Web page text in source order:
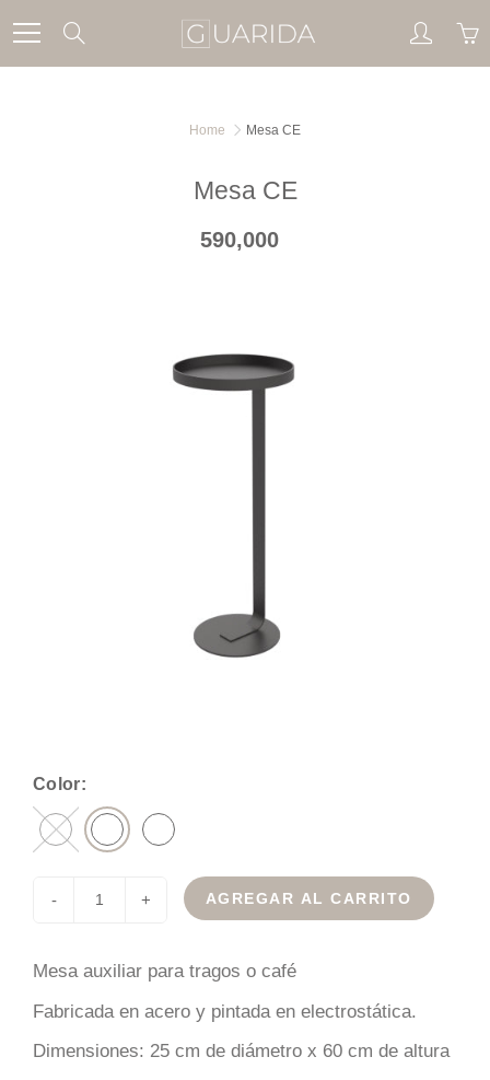
Home Mesa CE
Mesa CE
590,000
Color:
- + AGREGAR AL CARRITO
Mesa auxiliar para tragos o café
Fabricada en acero y pintada en electrostática.
Dimensiones: 25 cm de diámetro x 60 cm de altura